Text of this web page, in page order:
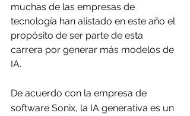
muchas de las empresas de
tecnología han alistado en este año el
propósito de ser parte de esta
carrera por generar más modelos de
IA.
De acuerdo con la empresa de
software Sonix, la IA generativa es un